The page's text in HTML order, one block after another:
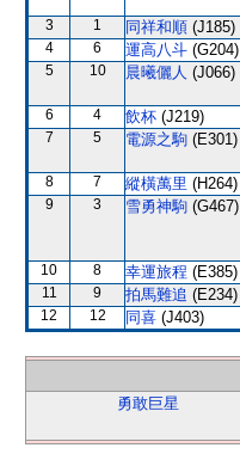
3 1 同祥和順 (J185)
4 6 運高八斗 (G204)
5 10 晨曦儷人 (J066)
6 4 飲杯 (J219)
7 5 電源之駒 (E301)
8 7 縱橫萬里 (H264)
9 3 雪勇神駒 (G467)
10 8 幸運旅程 (E385)
11 9 拍馬難追 (E234)
12 12 同喜 (J403)
勇敢巨星